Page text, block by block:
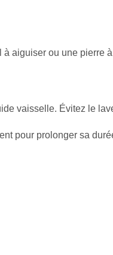
aiguiser ou une pierre à
vaisselle. Évitez le
pour prolonger sa